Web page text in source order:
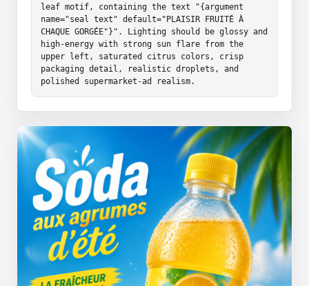
leaf motif, containing the text "{argument
name="seal text" default="PLAISIR FRUITÉ À
CHAQUE GORGÉE"}". Lighting should be glossy and
high-energy with strong sun flare from the
upper left, saturated citrus colors, crisp
packaging detail, realistic droplets, and
polished supermarket-ad realism.